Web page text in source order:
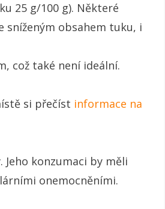
25 g/100 g). Některé
sníženým obsahem tuku, i
což také není ideální.
si přečíst informace na
konzumaci by měli
onemocněními.